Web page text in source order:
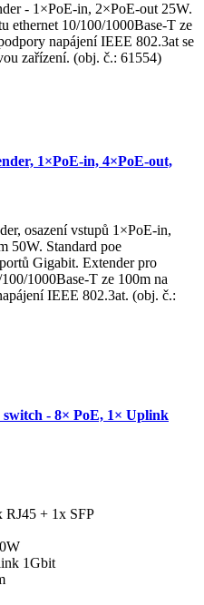
- 1×PoE-in, 2×PoE-out 25W.
ethernet 10/100/1000Base-T ze
napájení IEEE 802.3at se
zařízení. (obj. č.: 61554)
1×PoE-in, 4×PoE-out,
osazení vstupů 1×PoE-in,
50W. Standard poe
Gigabit. Extender pro
1000Base-T ze 100m na
IEEE 802.3at. (obj. č.:
switch - 8× PoE, 1× Uplink
+ 1x SFP
1Gbit